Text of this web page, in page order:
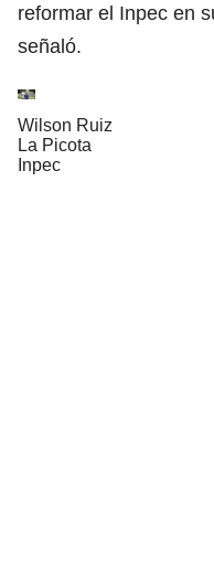
reformar el Inpec en
señaló.
Wilson Ruiz
La Picota
Inpec